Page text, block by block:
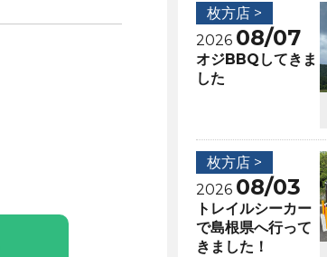
枚方店 >
2026 08/07
オジBBQしてきま
した
枚方店 >
2026 08/03
トレイルシーカー
で島根県へ行って
きました！